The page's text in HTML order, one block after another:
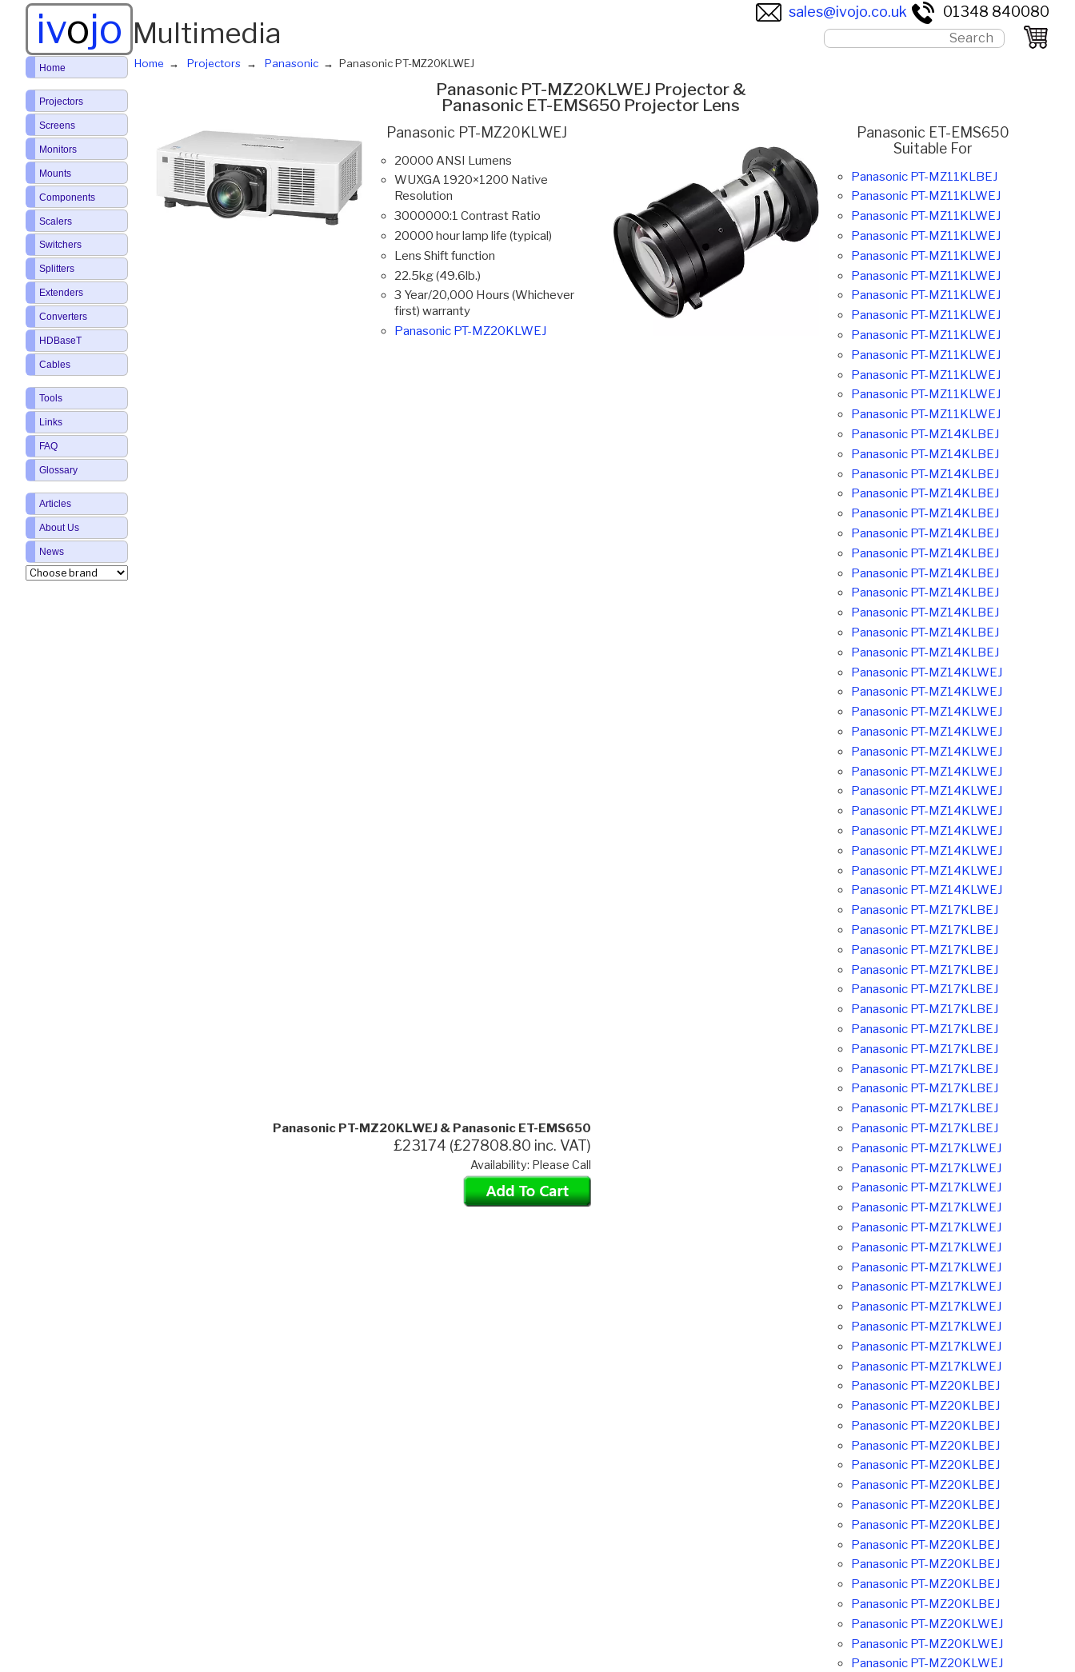
ivojo Multimedia
sales@ivojo.co.uk 01348 840080
Home Projectors Panasonic Panasonic PT-MZ20KLWEJ
Panasonic PT-MZ20KLWEJ Projector &
Panasonic ET-EMS650 Projector Lens
Panasonic PT-MZ20KLWEJ
20000 ANSI Lumens
WUXGA 1920×1200 Native
Resolution
3000000:1 Contrast Ratio
20000 hour lamp life (typical)
Lens Shift function
22.5kg (49.6lb.)
3 Year/20,000 Hours (Whichever
first) warranty
Panasonic PT-MZ20KLWEJ
Panasonic PT-MZ20KLWEJ & Panasonic ET-EMS650
£23174 (£27808.80 inc. VAT)
Availability: Please Call
Panasonic ET-EMS650
Suitable For
Panasonic PT-MZ11KLBEJ
Panasonic PT-MZ11KLWEJ
Panasonic PT-MZ11KLWEJ
Panasonic PT-MZ11KLWEJ
Panasonic PT-MZ11KLWEJ
Panasonic PT-MZ11KLWEJ
Panasonic PT-MZ11KLWEJ
Panasonic PT-MZ11KLWEJ
Panasonic PT-MZ11KLWEJ
Panasonic PT-MZ11KLWEJ
Panasonic PT-MZ11KLWEJ
Panasonic PT-MZ11KLWEJ
Panasonic PT-MZ11KLWEJ
Panasonic PT-MZ14KLBEJ
Panasonic PT-MZ14KLBEJ
Panasonic PT-MZ14KLBEJ
Panasonic PT-MZ14KLBEJ
Panasonic PT-MZ14KLBEJ
Panasonic PT-MZ14KLBEJ
Panasonic PT-MZ14KLBEJ
Panasonic PT-MZ14KLBEJ
Panasonic PT-MZ14KLBEJ
Panasonic PT-MZ14KLBEJ
Panasonic PT-MZ14KLBEJ
Panasonic PT-MZ14KLBEJ
Panasonic PT-MZ14KLWEJ
Panasonic PT-MZ14KLWEJ
Panasonic PT-MZ14KLWEJ
Panasonic PT-MZ14KLWEJ
Panasonic PT-MZ14KLWEJ
Panasonic PT-MZ14KLWEJ
Panasonic PT-MZ14KLWEJ
Panasonic PT-MZ14KLWEJ
Panasonic PT-MZ14KLWEJ
Panasonic PT-MZ14KLWEJ
Panasonic PT-MZ14KLWEJ
Panasonic PT-MZ14KLWEJ
Panasonic PT-MZ17KLBEJ
Panasonic PT-MZ17KLBEJ
Panasonic PT-MZ17KLBEJ
Panasonic PT-MZ17KLBEJ
Panasonic PT-MZ17KLBEJ
Panasonic PT-MZ17KLBEJ
Panasonic PT-MZ17KLBEJ
Panasonic PT-MZ17KLBEJ
Panasonic PT-MZ17KLBEJ
Panasonic PT-MZ17KLBEJ
Panasonic PT-MZ17KLBEJ
Panasonic PT-MZ17KLBEJ
Panasonic PT-MZ17KLWEJ
Panasonic PT-MZ17KLWEJ
Panasonic PT-MZ17KLWEJ
Panasonic PT-MZ17KLWEJ
Panasonic PT-MZ17KLWEJ
Panasonic PT-MZ17KLWEJ
Panasonic PT-MZ17KLWEJ
Panasonic PT-MZ17KLWEJ
Panasonic PT-MZ17KLWEJ
Panasonic PT-MZ17KLWEJ
Panasonic PT-MZ17KLWEJ
Panasonic PT-MZ17KLWEJ
Panasonic PT-MZ20KLBEJ
Panasonic PT-MZ20KLBEJ
Panasonic PT-MZ20KLBEJ
Panasonic PT-MZ20KLBEJ
Panasonic PT-MZ20KLBEJ
Panasonic PT-MZ20KLBEJ
Panasonic PT-MZ20KLBEJ
Panasonic PT-MZ20KLBEJ
Panasonic PT-MZ20KLBEJ
Panasonic PT-MZ20KLBEJ
Panasonic PT-MZ20KLBEJ
Panasonic PT-MZ20KLBEJ
Panasonic PT-MZ20KLWEJ
Panasonic PT-MZ20KLWEJ
Panasonic PT-MZ20KLWEJ
Home
Projectors
Screens
Monitors
Mounts
Components
Scalers
Switchers
Splitters
Extenders
Converters
HDBaseT
Cables
Tools
Links
FAQ
Glossary
Articles
About Us
News